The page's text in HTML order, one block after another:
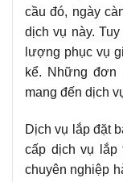
cầu đó, ngày
dịch vụ này.
lượng phục vụ
kể. Những đơn
mang đến dịch
Dịch vụ lắp đặt
cấp dịch vụ lắp
chuyên nghiệp